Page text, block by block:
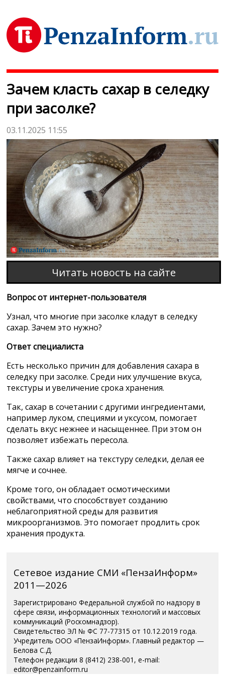
Зачем класть сахар в селедку
при засолке?
03.11.2025 11:55
Читать новость на сайте
Вопрос от интернет-пользователя
Узнал, что многие при засолке кладут в селедку
сахар. Зачем это нужно?
Ответ специалиста
Есть несколько причин для добавления сахара в
селедку при засолке. Среди них улучшение вкуса,
текстуры и увеличение срока хранения.
Так, сахар в сочетании с другими ингредиентами,
например луком, специями и уксусом, помогает
сделать вкус нежнее и насыщеннее. При этом он
позволяет избежать пересола.
Также сахар влияет на текстуру селедки, делая ее
мягче и сочнее.
Кроме того, он обладает осмотическими
свойствами, что способствует созданию
неблагоприятной среды для развития
микроорганизмов. Это помогает продлить срок
хранения продукта.
Сетевое издание СМИ «ПензаИнформ»
2011—2026
Зарегистрировано Федеральной службой по надзору в
сфере связи, информационных технологий и массовых
коммуникаций (Роскомнадзор).
Свидетельство ЭЛ № ФС 77-77315 от 10.12.2019 года.
Учредитель ООО «ПензаИнформ». Главный редактор —
Белова С.Д.
Телефон редакции 8 (8412) 238-001, e-mail:
editor@penzainform.ru